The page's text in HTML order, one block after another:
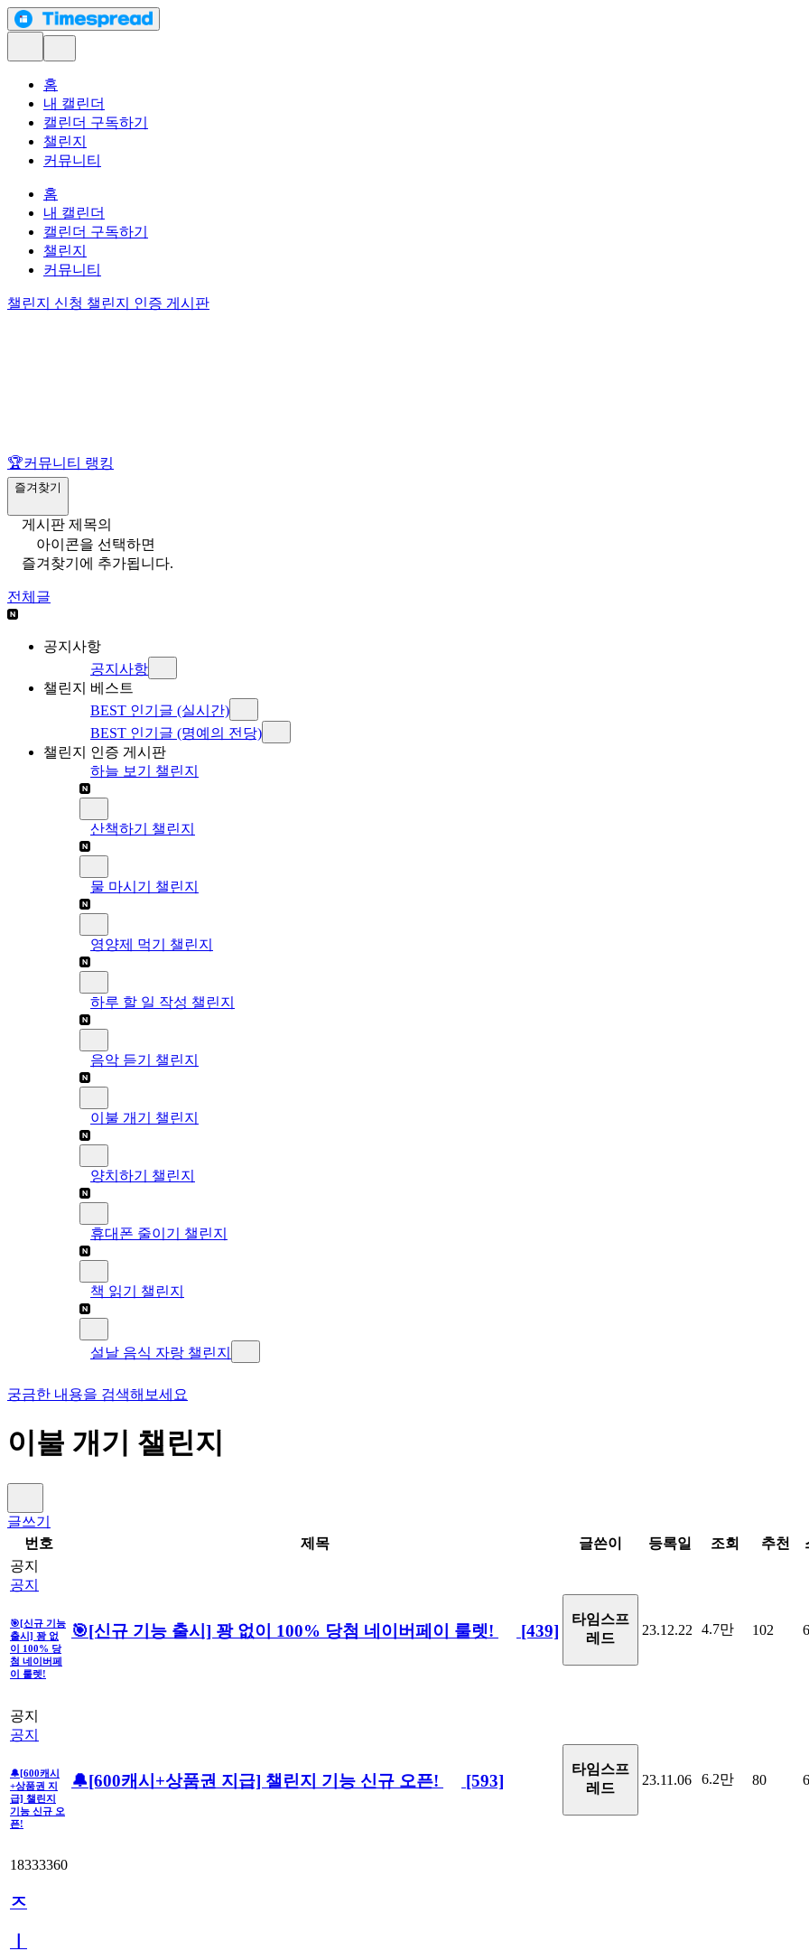
홈
내 캘린더
캘린더 구독하기
챌린지
커뮤니티
홈
내 캘린더
캘린더 구독하기
챌린지
커뮤니티
챌린지 신청 챌린지 인증 게시판
🏆커뮤니티 랭킹
즐겨찾기
게시판 제목의
아이콘을 선택하면
즐겨찾기에 추가됩니다.
전체글
공지사항
공지사항
챌린지 베스트
BEST 인기글 (실시간)
BEST 인기글 (명예의 전당)
챌린지 인증 게시판
하늘 보기 챌린지
산책하기 챌린지
물 마시기 챌린지
영양제 먹기 챌린지
하루 할 일 작성 챌린지
음악 듣기 챌린지
이불 개기 챌린지
양치하기 챌린지
휴대폰 줄이기 챌린지
책 읽기 챌린지
설날 음식 자랑 챌린지
궁금한 내용을 검색해보세요
이불 개기 챌린지
글쓰기
번호
제목 글쓴이 등록일 조회 추천
공지
공지
🎯[신규 기능
출시] 꽝 없
이 100% 당
첨 네이버페
이 룰렛!
🎯[신규 기능 출시] 꽝 없이 100% 당첨 네이버페이 룰렛! [439]
타임스프
레드
23.12.22 4.7만 102
공지
공지
🔔[600캐시
+상품권 지
급] 챌린지
기능 신규 오
픈!
🔔[600캐시+상품권 지급] 챌린지 기능 신규 오픈! [593]
타임스프
레드
23.11.06 6.2만 80
18333360
ㅈ